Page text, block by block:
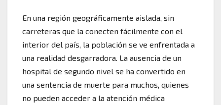
En una región geográficamente aislada, sin
carreteras que la conecten fácilmente con el
interior del país, la población se ve enfrentada a
una realidad desgarradora. La ausencia de un
hospital de segundo nivel se ha convertido en
una sentencia de muerte para muchos, quienes
no pueden acceder a la atención médica